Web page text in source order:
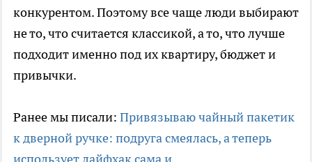
конкурентом. Поэтому все чаще люди выбирают
не то, что считается классикой, а то, что лучше
подходит именно под их квартиру, бюджет и
привычки.
Ранее мы писали: Привязываю чайный пакетик
к дверной ручке: подруга смеялась, а теперь
использует лайфхак сама и